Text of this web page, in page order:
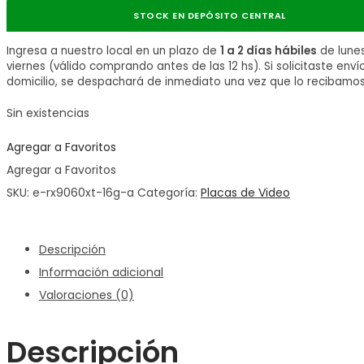
STOCK EN DEPÓSITO CENTRAL
Ingresa a nuestro local en un plazo de 1 a 2 días hábiles de
viernes (válido comprando antes de las 12 hs). Si solicitaste
domicilio, se despachará de inmediato una vez que lo
Sin existencias
Agregar a Favoritos
Agregar a Favoritos
SKU: e-rx9060xt-16g-a Categoría: Placas de Video
Descripción
Información adicional
Valoraciones (0)
Descripción